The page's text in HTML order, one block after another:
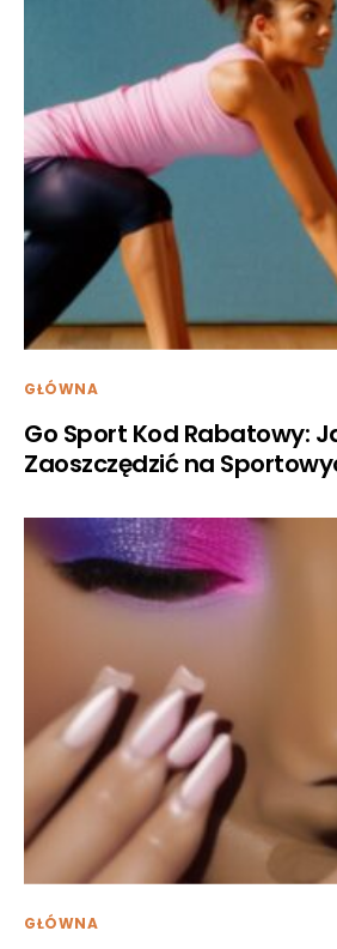
GŁÓWNA
Go Sport Kod Rabatowy:
Zaoszczędzić na
GŁÓWNA